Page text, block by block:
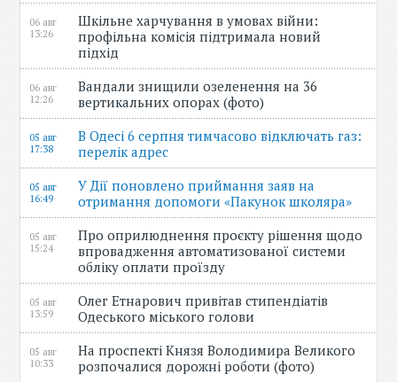
06 авг
13:26
Шкільне харчування в умовах війни:
профільна комісія підтримала новий
підхід
06 авг
12:26
Вандали знищили озеленення на 36
вертикальних опорах (фото)
05 авг
17:38
В Одесі 6 серпня тимчасово відключать газ:
перелік адрес
05 авг
16:49
У Дії поновлено приймання заяв на
отримання допомоги «Пакунок школяра»
05 авг
15:24
Про оприлюднення проєкту рішення щодо
впровадження автоматизованої системи
обліку оплати проїзду
05 авг
13:59
Олег Етнарович привітав стипендіатів
Одеського міського голови
05 авг
10:33
На проспекті Князя Володимира Великого
розпочалися дорожні роботи (фото)